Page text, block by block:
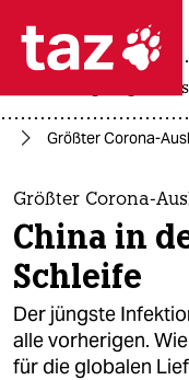

themen
politik
öko
gesellschaft
Größter Corona-
Größter Corona-
China in
Schleife
Der jüngste
alle vorherigen.
für die globalen